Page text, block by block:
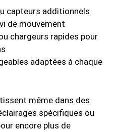
capteurs additionnels
de mouvement
chargeurs rapides pour
adaptées à chaque
même dans des
spécifiques ou
encore plus de